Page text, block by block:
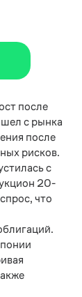
после
с рынка
после
рисков.
с
20-
что